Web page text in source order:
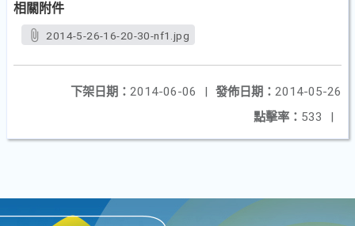
相關附件
2014-5-26-16-20-30-nf1.jpg
發佈日期： 2014-05-26
下架日期： 2014-06-06
|
點擊率： 533 |